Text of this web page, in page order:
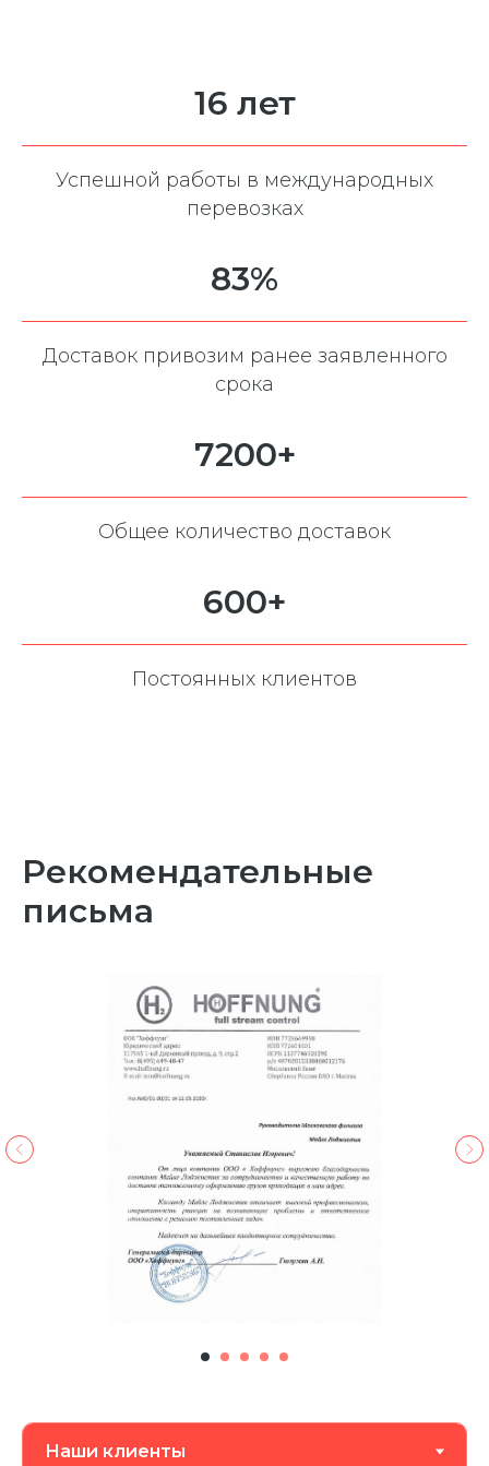
16 лет
Успешной работы в международных
перевозках
83%
Доставок привозим ранее заявленного
срока
7200+
Общее количество доставок
600+
Постоянных клиентов
Рекомендательные
письма